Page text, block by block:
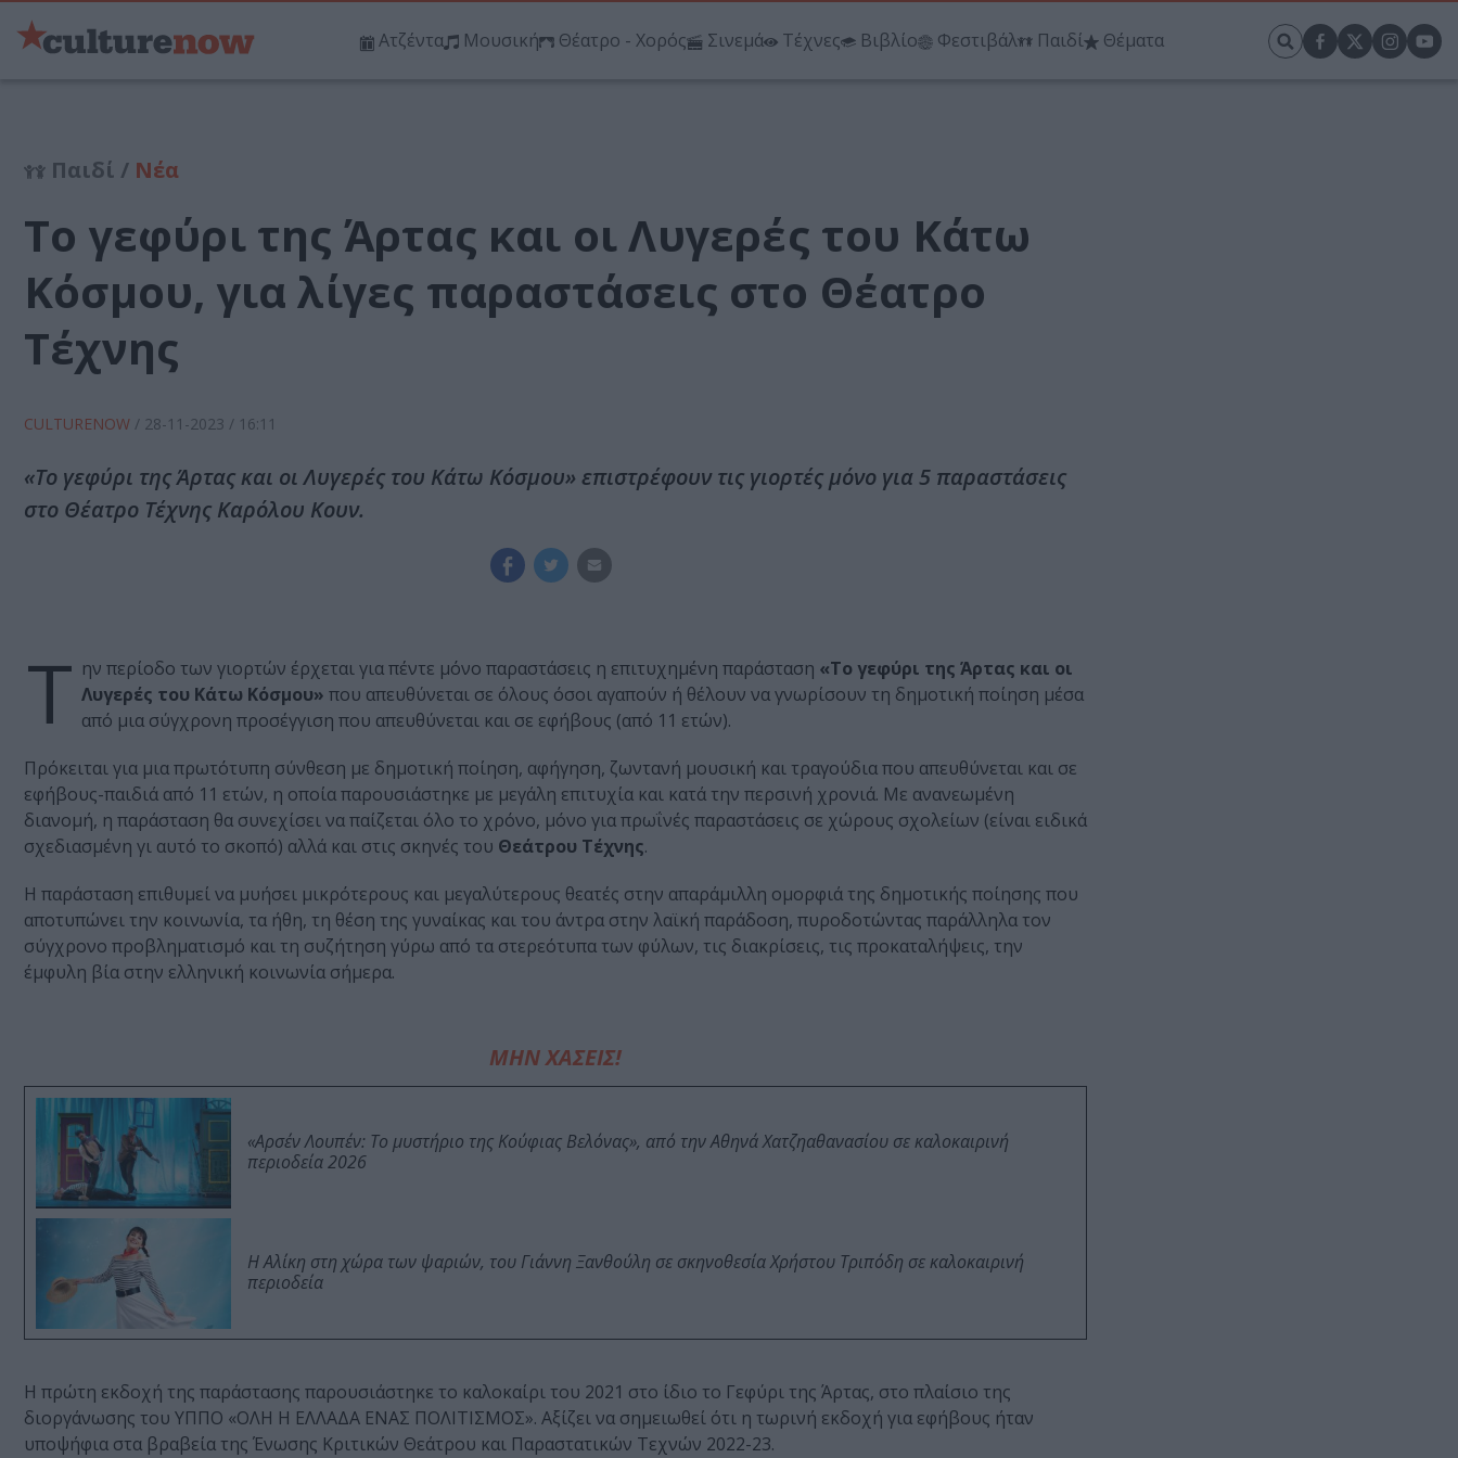
Ατζέντα Μουσική Θέατρο - Χορός Σινεμά Τέχνες Βιβλίο Φεστιβάλ Παιδί Θέματα
Παιδί / Νέα
Το γεφύρι της Άρτας και οι Λυγερές του Κάτω
Κόσμου, για λίγες παραστάσεις στο Θέατρο
Τέχνης
CULTURENOW / 28-11-2023 / 16:11
«Το γεφύρι της Άρτας και οι Λυγερές του Κάτω Κόσμου» επιστρέφουν τις γιορτές μόνο για 5 παραστάσεις
στο Θέατρο Τέχνης Καρόλου Κουν.
Τ ην περίοδο των γιορτών έρχεται για πέντε μόνο παραστάσεις η επιτυχημένη παράσταση «Το γεφύρι της Άρτας και οι
Λυγερές του Κάτω Κόσμου» που απευθύνεται σε όλους όσοι αγαπούν ή θέλουν να γνωρίσουν τη δημοτική ποίηση μέσα
από μια σύγχρονη προσέγγιση που απευθύνεται και σε εφήβους (από 11 ετών).
Πρόκειται για μια πρωτότυπη σύνθεση με δημοτική ποίηση, αφήγηση, ζωντανή μουσική και τραγούδια που απευθύνεται και σε
εφήβους-παιδιά από 11 ετών, η οποία παρουσιάστηκε με μεγάλη επιτυχία και κατά την περσινή χρονιά. Με ανανεωμένη
διανομή, η παράσταση θα συνεχίσει να παίζεται όλο το χρόνο, μόνο για πρωΐνές παραστάσεις σε χώρους σχολείων (είναι ειδικά
σχεδιασμένη γι αυτό το σκοπό) αλλά και στις σκηνές του Θεάτρου Τέχνης.
Η παράσταση επιθυμεί να μυήσει μικρότερους και μεγαλύτερους θεατές στην απαράμιλλη ομορφιά της δημοτικής ποίησης που
αποτυπώνει την κοινωνία, τα ήθη, τη θέση της γυναίκας και του άντρα στην λαϊκή παράδοση, πυροδοτώντας παράλληλα τον
σύγχρονο προβληματισμό και τη συζήτηση γύρω από τα στερεότυπα των φύλων, τις διακρίσεις, τις προκαταλήψεις, την
έμφυλη βία στην ελληνική κοινωνία σήμερα.
ΜΗΝ ΧΑΣΕΙΣ!
«Αρσέν Λουπέν: Το μυστήριο της Κούφιας Βελόνας», από την Αθηνά Χατζηαθανασίου σε καλοκαιρινή
περιοδεία 2026
Η Αλίκη στη χώρα των ψαριών, του Γιάννη Ξανθούλη σε σκηνοθεσία Χρήστου Τριπόδη σε καλοκαιρινή
περιοδεία
Η πρώτη εκδοχή της παράστασης παρουσιάστηκε το καλοκαίρι του 2021 στο ίδιο το Γεφύρι της Άρτας, στο πλαίσιο της
διοργάνωσης του ΥΠΠΟ «ΟΛΗ Η ΕΛΛΑΔΑ ΕΝΑΣ ΠΟΛΙΤΙΣΜΟΣ». Αξίζει να σημειωθεί ότι η τωρινή εκδοχή για εφήβους ήταν
υποψήφια στα βραβεία της Ένωσης Κριτικών Θεάτρου και Παραστατικών Τεχνών 2022-23.